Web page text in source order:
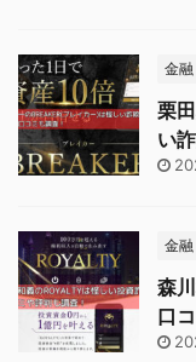
金
栗
い
金
森
口